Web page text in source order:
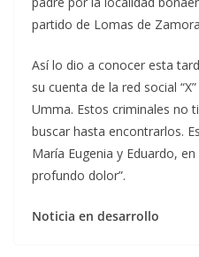
partido de Lomas de
Así lo dio a conocer esta
su cuenta de la red social
Umma. Estos criminales no
buscar hasta encontrarlos.
María Eugenia y Eduardo,
profundo dolor”.
Noticia en desarrollo